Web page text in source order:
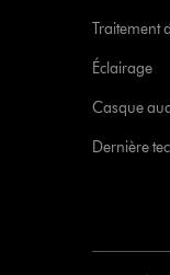
Traitement
Éclairage
Casque
Dernière